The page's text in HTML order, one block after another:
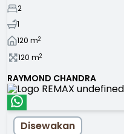
2
1
120 m2
120 m2
RAYMOND CHANDRA
Disewakan